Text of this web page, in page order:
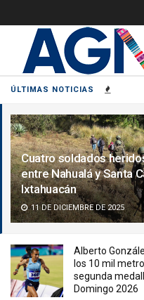
ÚLTIMAS NOTICIAS
Cuatro soldados
entre Nahualá y Santa
Ixtahuacán
11 DE DICIEMBRE DE 2025
Alberto
los 10 mil
segunda
Domingo 2026